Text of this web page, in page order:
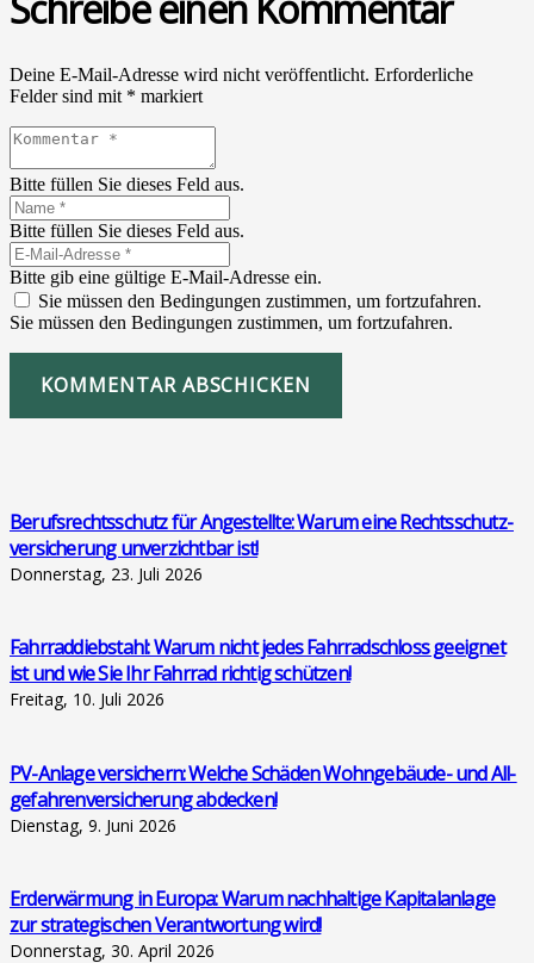
Deine E-Mail-Adresse wird nicht veröffentlicht. Erforderliche
Felder sind mit * markiert
Bitte füllen Sie dieses Feld aus.
Bitte füllen Sie dieses Feld aus.
Bitte gib eine gültige E-Mail-Adresse ein.
Sie müssen den Bedingungen zustimmen, um fortzufahren.
Sie müssen den Bedingungen zustimmen, um fortzufahren.
KOMMENTAR ABSCHICKEN
Berufs­rechts­schutz für Ange­stell­te: War­um eine Rechts­schutz­
ver­si­che­rung unver­zicht­bar ist!
Donnerstag, 23. Juli 2026
Fahr­rad­dieb­stahl: War­um nicht jedes Fahr­rad­schloss geeig­net
ist und wie Sie Ihr Fahr­rad rich­tig schüt­zen!
Freitag, 10. Juli 2026
PV-Anla­ge ver­si­chern: Wel­che Schä­den Wohn­ge­bäu­de- und All­
ge­fah­ren­ver­si­che­rung abde­cken!
Dienstag, 9. Juni 2026
Erd­er­wär­mung in Euro­pa: War­um nach­hal­ti­ge Kapi­tal­an­la­ge
zur stra­te­gi­schen Ver­ant­wor­tung wird!
Donnerstag, 30. April 2026